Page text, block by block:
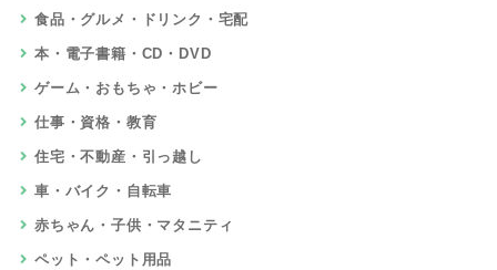
食品・グルメ・ドリンク・宅配
本・電子書籍・CD・DVD
ゲーム・おもちゃ・ホビー
仕事・資格・教育
住宅・不動産・引っ越し
車・バイク・自転車
赤ちゃん・子供・マタニティ
ペット・ペット用品